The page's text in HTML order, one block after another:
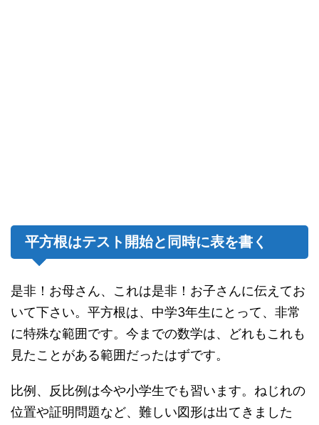
平方根はテスト開始と同時に表を書く
是非！お母さん、これは是非！お子さんに伝えてお
いて下さい。平方根は、中学3年生にとって、非常
に特殊な範囲です。今までの数学は、どれもこれも
見たことがある範囲だったはずです。
比例、反比例は今や小学生でも習います。ねじれの
位置や証明問題など、難しい図形は出てきました